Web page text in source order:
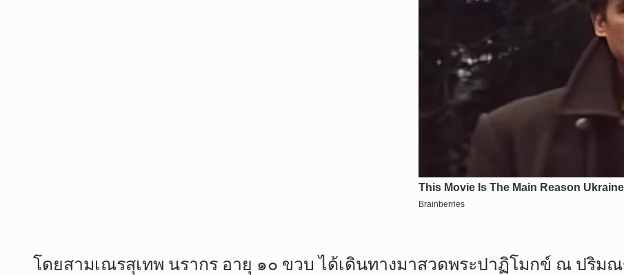
โดยสามเณรสุเทพ นรากร อายุ ๑๐ ขวบ ได้เดินทางมาสวดพระปาฏิโมกข์ ณ ปริ